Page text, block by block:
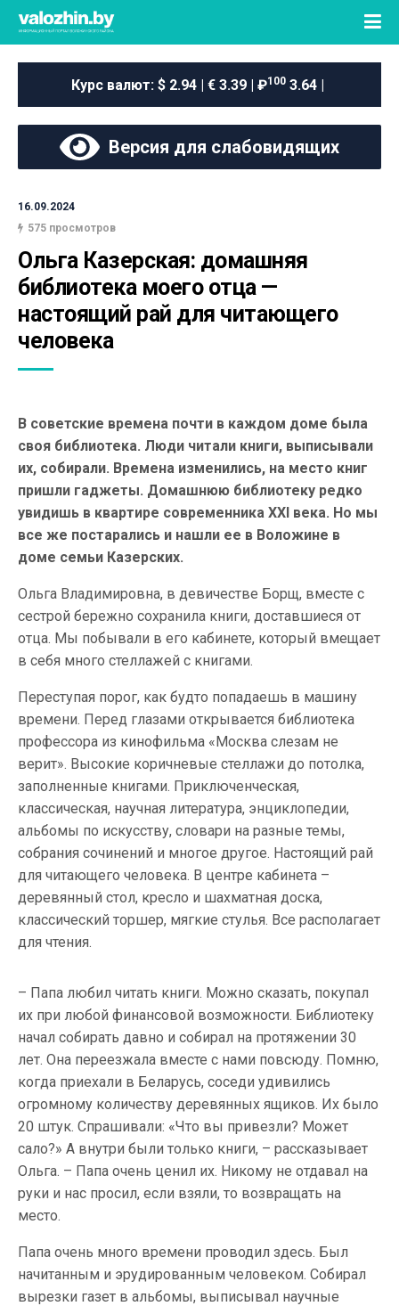
Курс валют: $ 2.94 | € 3.39 | ₽100 3.64 |
Версия для слабовидящих
16.09.2024
575 просмотров
Ольга Казерская: домашняя
библиотека моего отца —
настоящий рай для читающего
человека
В советские времена почти в каждом доме была
своя библиотека. Люди читали книги, выписывали
их, собирали. Времена изменились, на место книг
пришли гаджеты. Домашнюю библиотеку редко
увидишь в квартире современника XXI века. Но мы
все же постарались и нашли ее в Воложине в
доме семьи Казерских.
Ольга Владимировна, в девичестве Борщ, вместе с
сестрой бережно сохранила книги, доставшиеся от
отца. Мы побывали в его кабинете, который вмещает
в себя много стеллажей с книгами.
Переступая порог, как будто попадаешь в машину
времени. Перед глазами открывается библиотека
профессора из кинофильма «Москва слезам не
верит». Высокие коричневые стеллажи до потолка,
заполненные книгами. Приключенческая,
классическая, научная литература, энциклопедии,
альбомы по искусству, словари на разные темы,
собрания сочинений и многое другое. Настоящий рай
для читающего человека. В центре кабинета –
деревянный стол, кресло и шахматная доска,
классический торшер, мягкие стулья. Все располагает
для чтения.
– Папа любил читать книги. Можно сказать, покупал
их при любой финансовой возможности. Библиотеку
начал собирать давно и собирал на протяжении 30
лет. Она переезжала вместе с нами повсюду. Помню,
когда приехали в Беларусь, соседи удивились
огромному количеству деревянных ящиков. Их было
20 штук. Спрашивали: «Что вы привезли? Может
сало?» А внутри были только книги, – рассказывает
Ольга. – Папа очень ценил их. Никому не отдавал на
руки и нас просил, если взяли, то возвращать на
место.
Папа очень много времени проводил здесь. Был
начитанным и эрудированным человеком. Собирал
вырезки газет в альбомы, выписывал научные